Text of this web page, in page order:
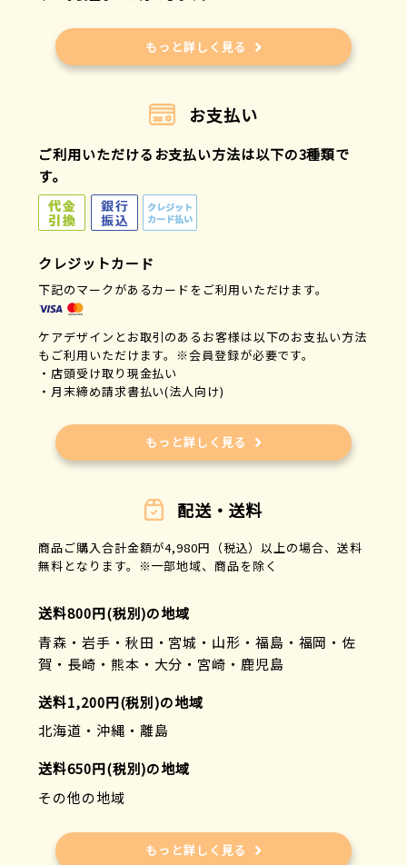
もっと詳しく見る
お支払い
ご利用いただけるお支払い方法は以下の3種類で
す。
クレジットカード
下記のマークがあるカードをご利用いただけます。
ケアデザインとお取引のあるお客様は以下のお支払い方法
もご利用いただけます。※会員登録が必要です。
・店頭受け取り現金払い
・月末締め請求書払い(法人向け)
もっと詳しく見る
配送・送料
商品ご購入合計金額が4,980円（税込）以上の場合、送料
無料となります。※一部地域、商品を除く
送料800円(税別)の地域
青森・岩手・秋田・宮城・山形・福島・福岡・佐
賀・長崎・熊本・大分・宮崎・鹿児島
送料1,200円(税別)の地域
北海道・沖縄・離島
送料650円(税別)の地域
その他の地域
もっと詳しく見る